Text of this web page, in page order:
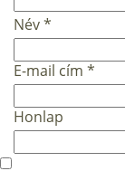
Név*
E-mail cím *
Honlap